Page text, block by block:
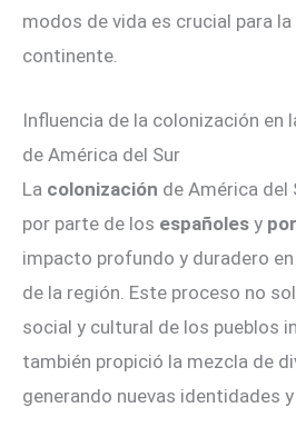
modos de vida es crucial para
continente.
Influencia de la colonización en
de América del Sur
La colonización de América del
por parte de los españoles y
impacto profundo y duradero en
de la región. Este proceso no
social y cultural de los pueblos
también propició la mezcla de
generando nuevas identidades